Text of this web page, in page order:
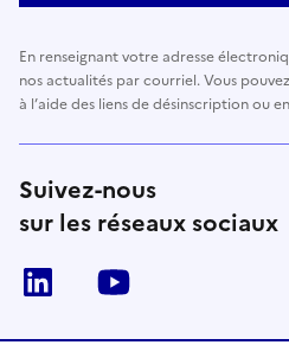
En renseignant votre adresse
nos actualités par courriel. Vous
à l’aide des liens de désinscription ou
Suivez-nous
sur les réseaux sociaux
LinkedIn